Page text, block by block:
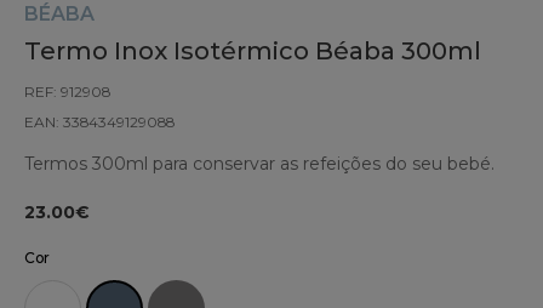
BÉABA
Termo Inox Isotérmico Béaba 300ml
REF: 912908
EAN: 3384349129088
Termos 300ml para conservar as refeições do seu bebé.
23.00€
Cor